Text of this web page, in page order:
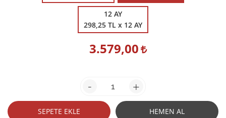
12 AY
298,25 TL x 12 AY
3.579,00
- +
SEPETE EKLE HEMEN AL